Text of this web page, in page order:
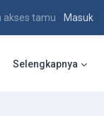
akses tamu Masuk
Selengkapnya